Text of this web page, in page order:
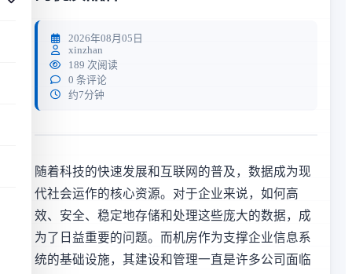
2026年08月05日
xinzhan
189 次阅读
0 条评论
约7分钟
随着科技的快速发展和互联网的普及，数据成为现
代社会运作的核心资源。对于企业来说，如何高
效、安全、稳定地存储和处理这些庞大的数据，成
为了日益重要的问题。而机房作为支撑企业信息系
统的基础设施，其建设和管理一直是许多公司面临